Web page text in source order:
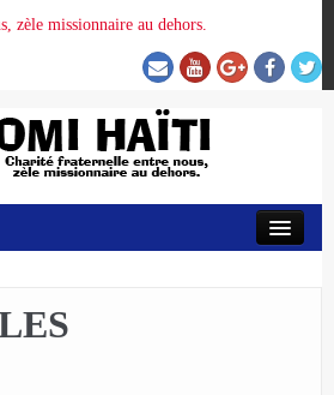
zèle missionnaire au dehors.
LA PROVINCE